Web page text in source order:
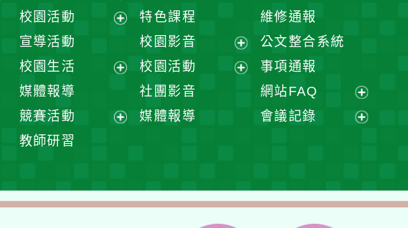
展
開
單
校園活動
選
宣導活動
校園生活
選
媒體報導
競賽活動
單
教師研習
特色課程
校園影音
展
開
校園活動
社團影音
媒體報導
維修通報
公文整合系統
事項通報
網站FAQ
展
會議記錄
單